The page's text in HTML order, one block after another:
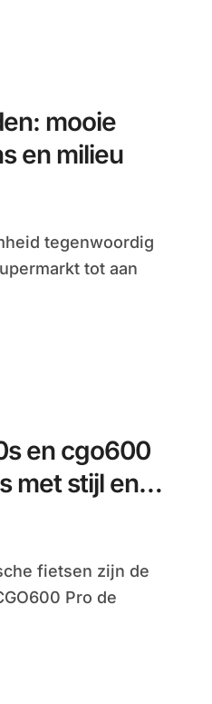
mooie
en milieu
tot aan
en cgo600
met stijl en
Pro de